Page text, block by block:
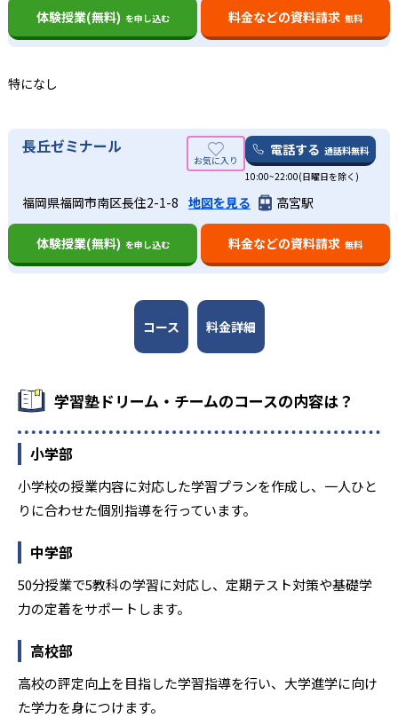
箕面自由学園高校
履正社高校
東海大学付属大阪仰星高校
追手門学院大手前高校
大阪薫英女学院高校 浪速高校
常翔啓光高校 大阪国際高校
大阪産業大学附属高校
大阪学院大学附属高校
園田学園高校
百合学院高校 甲子園学院高校
三田松聖高校
体験授業(無料) を申し込む 料金などの資料請求 無料
特になし
長丘ゼミナール 電話する 通話料無料
10:00~22:00(日曜日を除く)
福岡県福岡市南区長住2-1-8 地図を見る 高宮駅
体験授業(無料) を申し込む 料金などの資料請求 無料
コース 料金詳細
学習塾ドリーム・チームのコースの内容は？
小学部
小学校の授業内容に対応した学習プランを作成し、一人ひと
りに合わせた個別指導を行っています。
中学部
50分授業で5教科の学習に対応し、定期テスト対策や基礎学
力の定着をサポートします。
高校部
高校の評定向上を目指した学習指導を行い、大学進学に向け
た学力を身につけます。